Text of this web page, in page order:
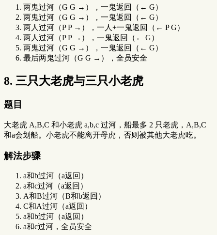
两鬼过河（G G →），一鬼返回（← G）
两鬼过河（G G →），一鬼返回（← G）
两人过河（P P →），一人+一鬼返回（← P G）
两人过河（P P →），一鬼返回（← G）
两鬼过河（G G →），一鬼返回（← G）
最后两鬼过河（G G →），全员安全
8. 三只大老虎与三只小老虎
题目
大老虎 A,B,C 和小老虎 a,b,c 过河，船最多 2 只老虎，A,B,C
和a会划船。小老虎不能离开母虎，否则被其他大老虎吃。
解法步骤
a和b过河（a返回）
a和c过河（a返回）
A和B过河（B和b返回）
C和A过河（a返回）
a和b过河（a返回）
a和c过河，全员安全